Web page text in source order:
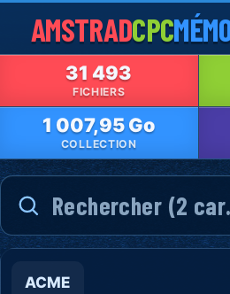
AMSTRADCPC
31 493
FICHIERS
1 007,95 Go
COLLECTION
ACME